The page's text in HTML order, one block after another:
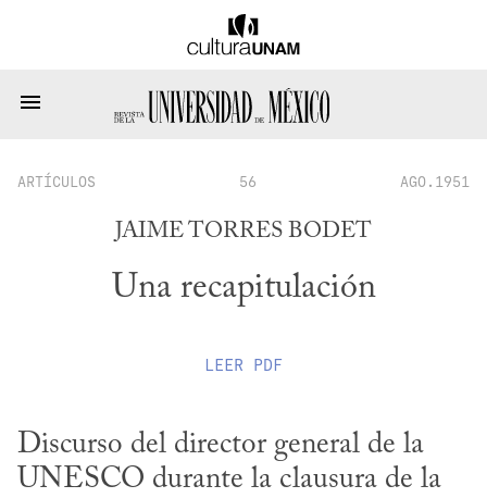
ARTÍCULOS 56 AGO.1951
JAIME TORRES BODET
Una recapitulación
LEER PDF
Discurso del director general de la
UNESCO durante la clausura de la